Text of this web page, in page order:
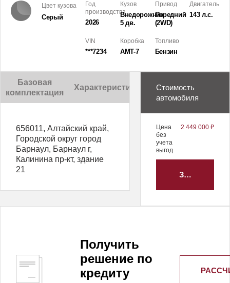
Цвет кузова
Серый
Год
производства
2026
Кузов
Внедорожник
5 дв.
Привод
Передний
(2WD)
Двигатель
143 л.с.
VIN
***7234
Коробка
AMT-7
Топливо
Бензин
Базовая
комплектация
Характеристики Описание
656011, Алтайский край,
Городской округ город
Барнаул, Барнаул г,
Калинина пр-кт, здание
21
Стоимость
автомобиля
Цена
без
учета
выгод
2 449 000 ₽
Получить
решение по
кредиту